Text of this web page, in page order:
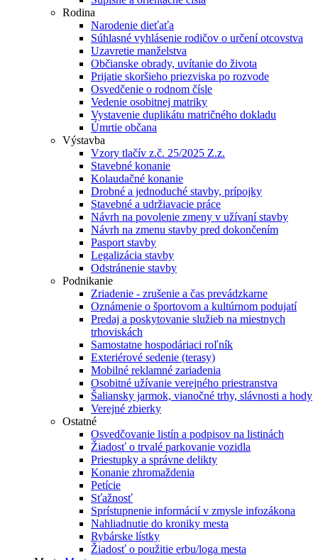
Rodina
Narodenie dieťaťa
Súhlasné vyhlásenie rodičov o určení otcovstva
Uzavretie manželstva
Občianske obrady, uvítanie do života
Prijatie skoršieho priezviska po rozvode
Osvedčenie o rodnom čísle
Vedenie osobitnej matriky
Vystavenie duplikátu matričného dokladu
Úmrtie občana
Výstavba
Vzory tlačív z.č. 25/2025 Z.z.
Stavebné konanie
Kolaudačné konanie
Drobné a jednoduché stavby, prípojky
Stavebné a udržiavacie práce
Návrh na povolenie zmeny v užívaní stavby
Návrh na zmenu stavby pred dokončením
Pasport stavby
Legalizácia stavby
Odstránenie stavby
Podnikanie
Zriadenie - zrušenie a čas prevádzkarne
Oznámenie o športovom a kultúrnom podujatí
Predaj a poskytovanie služieb na miestnych
trhoviskách
Samostatne hospodáriaci roľník
Exteriérové sedenie (terasy)
Mobilné reklamné zariadenia
Osobitné užívanie verejného priestranstva
Šaliansky jarmok, vianočné trhy, slávnosti a hody
Verejné zbierky
Ostatné
Osvedčovanie listín a podpisov na listinách
Žiadosť o trvalé parkovanie vozidla
Priestupky a správne delikty
Konanie zhromaždenia
Petície
Sťažnosť
Sprístupnenie informácií v zmysle infozákona
Nahliadnutie do kroniky mesta
Rybárske lístky
Žiadosť o použitie erbu/loga mesta